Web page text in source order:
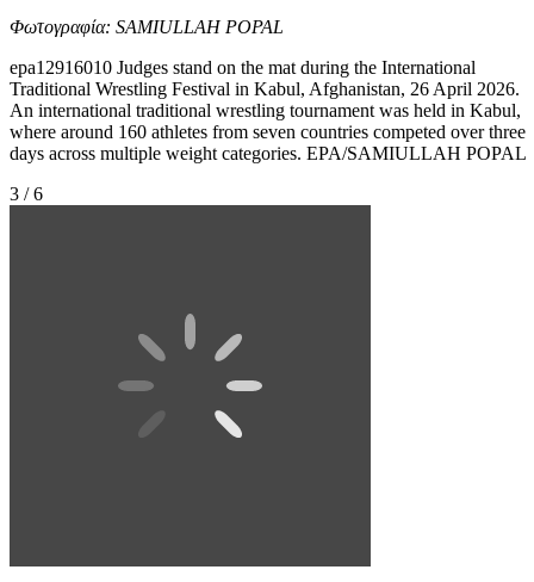
Φωτογραφία: SAMIULLAH POPAL
epa12916010 Judges stand on the mat during the International
Traditional Wrestling Festival in Kabul, Afghanistan, 26 April 2026.
An international traditional wrestling tournament was held in Kabul,
where around 160 athletes from seven countries competed over three
days across multiple weight categories. EPA/SAMIULLAH POPAL
3 / 6